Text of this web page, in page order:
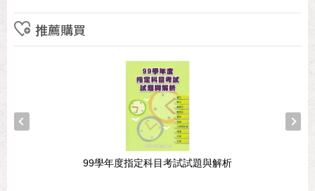
推薦購買
99學年度指定科目考試試題與解析